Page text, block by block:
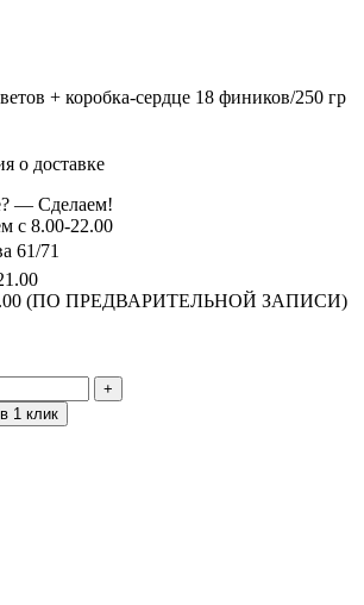
+ коробка-сердце 18 фиников/250 гр
о доставке
— Сделаем!
с 8.00-22.00
61/71
(ПО ПРЕДВАРИТЕЛЬНОЙ ЗАПИСИ)
1 клик